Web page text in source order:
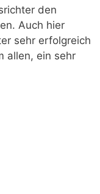
den
Auch hier
sehr erfolgreich
allen, ein sehr